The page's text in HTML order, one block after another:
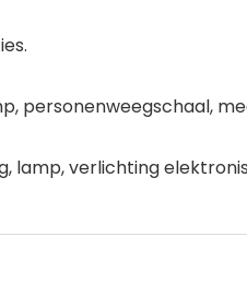
personenweegschaal,
lamp, verlichting